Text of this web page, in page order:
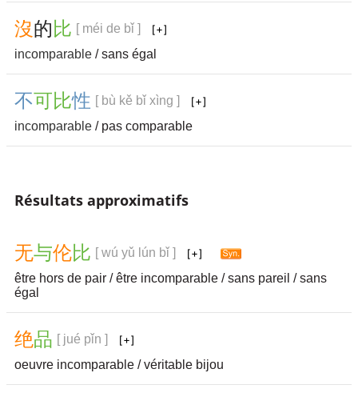
沒的 比 [ méi de bǐ ]
incomparable / sans égal
不可比性 [ bù kě bǐ xìng ]
incomparable / pas comparable
Résultats approximatifs
无与伦比 [ wú yǔ lún bǐ ]
être hors de pair / être incomparable / sans pareil / sans
égal
绝品 [ jué pǐn ]
oeuvre incomparable / véritable bijou